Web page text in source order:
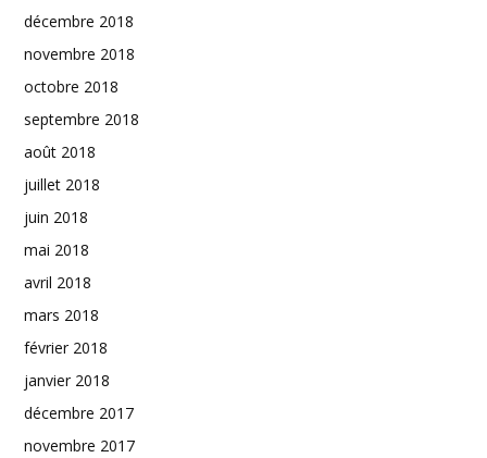
décembre 2018
novembre 2018
octobre 2018
septembre 2018
août 2018
juillet 2018
juin 2018
mai 2018
avril 2018
mars 2018
février 2018
janvier 2018
décembre 2017
novembre 2017